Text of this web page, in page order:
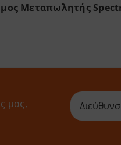
Μεταπωλητής
μας,